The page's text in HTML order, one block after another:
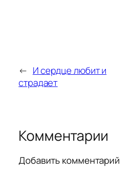
← И сердце любит и
страдает
Комментарии
Добавить комментарий